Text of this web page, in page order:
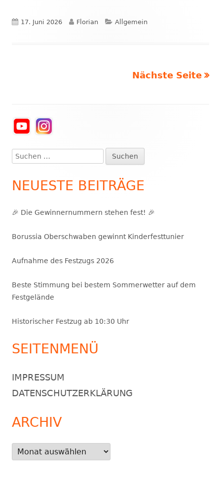
Veröffentlicht
17. Juni 2026 Autor
Florian Kategorien
Allgemein
Seitennummerierung
Beiträge
Nächste Seite
Haupt-
Seitenleiste
Suchen
nach:
NEUESTE BEITRÄGE
🎉 Die Gewinnernummern stehen fest! 🎉
Borussia Oberschwaben gewinnt Kinderfesttunier
Aufnahme des Festzugs 2026
Beste Stimmung bei bestem Sommerwetter auf dem
Festgelände
Historischer Festzug ab 10:30 Uhr
SEITENMENÜ
IMPRESSUM
DATENSCHUTZERKLÄRUNG
ARCHIV
Archiv